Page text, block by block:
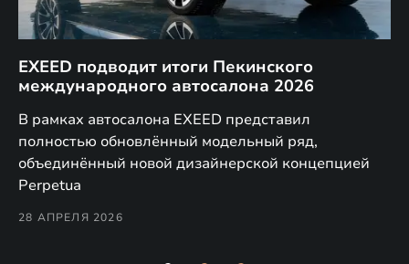
EXEED подводит итоги Пекинского
международного автосалона 2026
В рамках автосалона EXEED представил
полностью обновлённый модельный ряд,
объединённый новой дизайнерской концепцией
Perpetua
28 АПРЕЛЯ 2026